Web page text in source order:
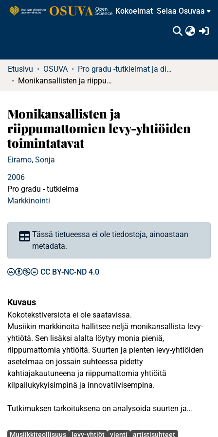
Kokoelmat Selaa Osuvaa
Etusivu OSUVA
Pro gradu -tutkielmat ja diplomityöt
Monikansallisten ja riippumattomien levy-yhtiöiden toimintatavat
Monikansallisten ja
riippumattomien levy-yhtiöiden
toimintatavat
Eiramo, Sonja
2006
Pro gradu - tutkielma
Markkinointi
Tässä tietueessa ei ole tiedostoja, ainoastaan
metadata.
CC BY-NC-ND 4.0
Kuvaus
Kokotekstiversiota ei ole saatavissa.
Musiikin markkinoita hallitsee neljä monikansallista levy-
yhtiötä. Sen lisäksi alalta löytyy monia pieniä,
riippumattomia yhtiöitä. Suurten ja pienten levy-yhtiöiden
asetelmaa on jossain suhteessa pidetty
kahtiajakautuneena ja riippumattomia yhtiöitä
kilpailukykyisimpinä ja innovatiivisempina.
Tutkimuksen tarkoituksena on analysoida suurten ja
perusteita. Erityisesti pyritään etsimään vastaus siihen,
Avainsanat
Musiikkiteollisuus levy-yhtiöt vienti artistisuhteet